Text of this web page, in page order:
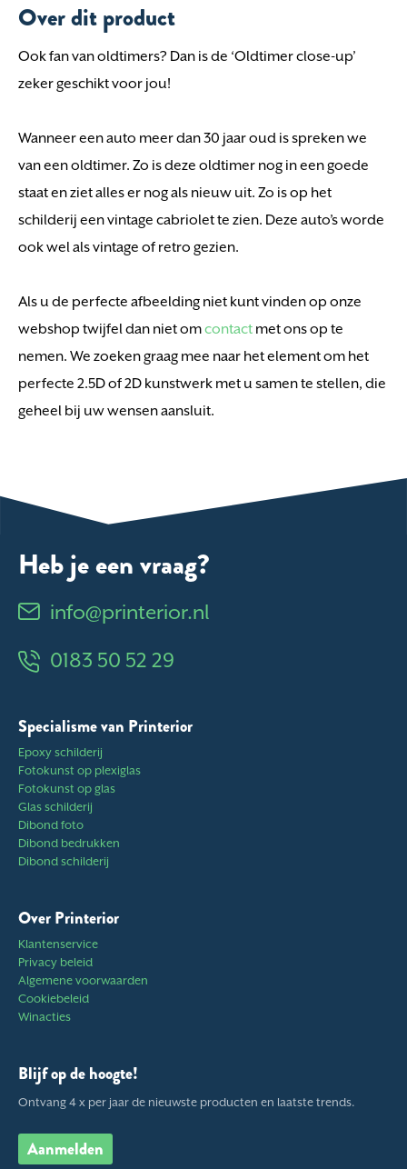
Over dit product
Ook fan van oldtimers? Dan is de ‘Oldtimer close-up’
zeker geschikt voor jou!
Wanneer een auto meer dan 30 jaar oud is spreken we
van een oldtimer. Zo is deze oldtimer nog in een goede
staat en ziet alles er nog als nieuw uit. Zo is op het
schilderij een vintage cabriolet te zien. Deze auto’s worde
ook wel als vintage of retro gezien.
Als u de perfecte afbeelding niet kunt vinden op onze
webshop twijfel dan niet omcontact met ons op te
nemen. We zoeken graag mee naar het element om het
perfecte 2.5D of 2D kunstwerk met u samen te stellen, die
geheel bij uw wensen aansluit.
Heb je een vraag?
info@printerior.nl
0183 50 52 29
Specialisme van Printerior
Epoxy schilderij
Fotokunst op plexiglas
Fotokunst op glas
Glas schilderij
Dibond foto
Dibond bedrukken
Dibond schilderij
Over Printerior
Klantenservice
Privacy beleid
Algemene voorwaarden
Cookiebeleid
Winacties
Blijf op de hoogte!
Ontvang 4 x per jaar de nieuwste producten en laatste trends.
Aanmelden